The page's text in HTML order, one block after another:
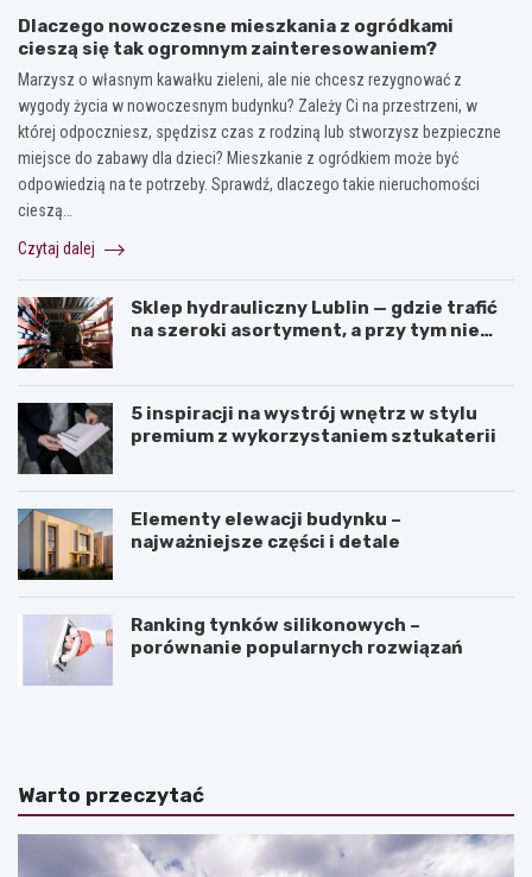
Dlaczego nowoczesne mieszkania z ogródkami
cieszą się tak ogromnym zainteresowaniem?
Marzysz o własnym kawałku zieleni, ale nie chcesz rezygnować z
wygody życia w nowoczesnym budynku? Zależy Ci na przestrzeni, w
której odpoczniesz, spędzisz czas z rodziną lub stworzysz bezpieczne
miejsce do zabawy dla dzieci? Mieszkanie z ogródkiem może być
odpowiedzią na te potrzeby. Sprawdź, dlaczego takie nieruchomości
cieszą…
Czytaj dalej
Sklep hydrauliczny Lublin — gdzie trafić
na szeroki asortyment, a przy tym nie
5 inspiracji na wystrój wnętrz w stylu
premium z wykorzystaniem sztukaterii
Elementy elewacji budynku –
najważniejsze części i detale
Ranking tynków silikonowych –
porównanie popularnych rozwiązań
J
k
o
ń
K
c
h
y
Warto przeczytać